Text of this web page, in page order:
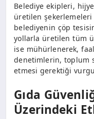
Belediye ekipleri,
üretilen şekerlemeleri
belediyenin çöp
yollarla üretilen tüm
ise mühürlenerek,
denetimlerin, toplum
etmesi gerektiği
Gıda
Üzerindeki